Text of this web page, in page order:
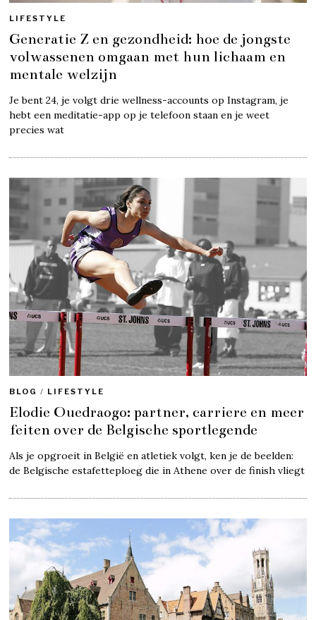
LIFESTYLE
Generatie Z en gezondheid: hoe de jongste
volwassenen omgaan met hun lichaam en
mentale welzijn
Je bent 24, je volgt drie wellness-accounts op Instagram, je
hebt een meditatie-app op je telefoon staan en je weet
precies wat
BLOG / LIFESTYLE
Elodie Ouedraogo: partner, carriere en meer
feiten over de Belgische sportlegende
Als je opgroeit in België en atletiek volgt, ken je de beelden:
de Belgische estafetteploeg die in Athene over de finish vliegt